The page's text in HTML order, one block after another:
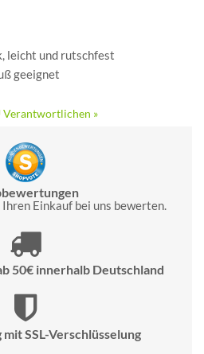
leicht und rutschfest
geeignet
Verantwortlichen »
Ihren Einkauf bei uns bewerten.
50€ innerhalb Deutschland
SSL-Verschlüsselung